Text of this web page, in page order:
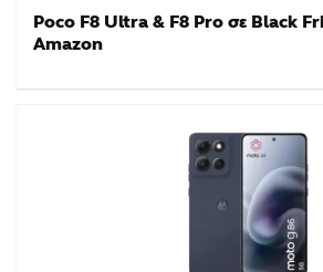
Poco F8 Ultra & F8 Pro σε Black
Amazon